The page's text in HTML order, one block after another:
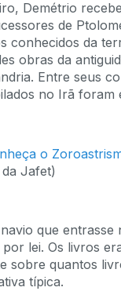
Demétrio
de
conhecidos da
obras da
Entre seus
no Irã foram
o
Jafet)
que
lei. Os livros
sobre quantos
típica.